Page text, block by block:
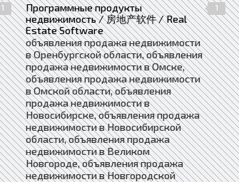
1
Программные продукты
недвижимость / 房地产软件 / Real
Estate Software
1
объявления продажа недвижимости
в Оренбургской области, объявления
продажа недвижимости в Омске,
объявления продажа недвижимости
в Омской области, объявления
продажа недвижимости в
Новосибирске, объявления продажа
недвижимости в Новосибирской
области, объявления продажа
недвижимости в Великом
Новгороде, объявления продажа
недвижимости в Новгородской